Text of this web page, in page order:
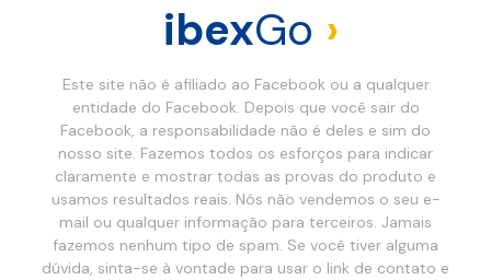
ibexGo ›
Este site não é afiliado ao Facebook ou a qualquer
entidade do Facebook. Depois que você sair do
Facebook, a responsabilidade não é deles e sim do
nosso site. Fazemos todos os esforços para indicar
claramente e mostrar todas as provas do produto e
usamos resultados reais. Nós não vendemos o seu e-
mail ou qualquer informação para terceiros. Jamais
fazemos nenhum tipo de spam. Se você tiver alguma
dúvida, sinta-se à vontade para usar o link de contato e